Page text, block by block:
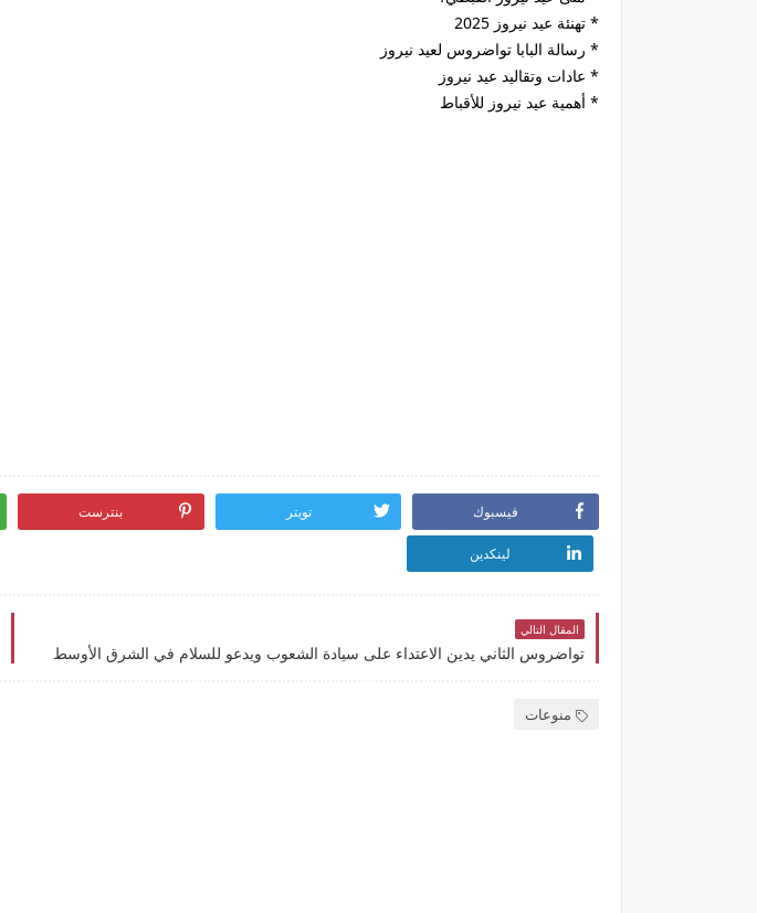
* تهنئة عيد نيروز 2025
* رسالة البابا تواضروس لعيد نيروز
* عادات وتقاليد عيد نيروز
* أهمية عيد نيروز للأقباط
فيسبوك تويتر بنترست
لينكدين
المقال التالي
تواضروس الثاني يدين الاعتداء على سيادة الشعوب ويدعو للسلام في الشرق الأوسط
منوعات